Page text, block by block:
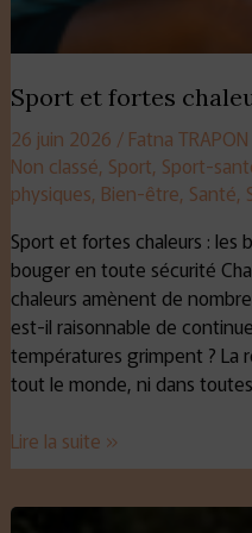
Sport et fortes
26 juin 2026 / Fatna TRAPON
Non classé, Sport, Sport-
physiques, Bien-être, Santé,
Sport et fortes chaleurs : les
bouger en toute sécurité
chaleurs amènent de
est-il raisonnable de
températures grimpent ? La
tout le monde, ni dans toutes
Lire la suite »
Running